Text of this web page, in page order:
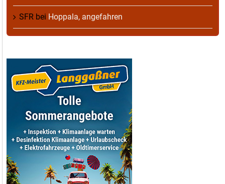
SFR bei Hoppala, angefahren